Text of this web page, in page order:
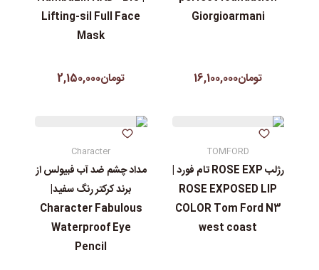
Giorgioarmani
تومان16,100,000
Lifting-sil Full Face
Mask
تومان2,150,000
TOMFORD
رژلب ROSE EXP تام فورد |
ROSE EXPOSED LIP
COLOR Tom Ford N3
west coast
Character
مداد چشم ضد آب فبیولس از
برند کرکتر رنگ سفید|
Character Fabulous
Waterproof Eye
Pencil